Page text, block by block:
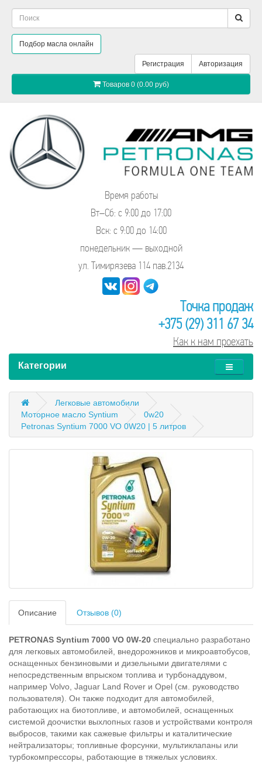
Подбор масла онлайн
Регистрация Авторизация
Товаров 0 (0.00 руб)
Время работы
Вт–Сб: с 9:00 до 17:00
Вск: с 9:00 до 14:00
понедельник — выходной
ул. Тимирязева 114 пав.2134
Точка продаж
+375 (29) 311 67 34
Как к нам проехать
Категории
Легковые автомобили
Моторное масло Syntium
0w20
Petronas Syntium 7000 VO 0W20 | 5 литров
Описание Отзывов (0)
PETRONAS Syntium 7000 VO 0W-20 специально разработано
для легковых автомобилей, внедорожников и микроавтобусов,
оснащенных бензиновыми и дизельными двигателями с
непосредственным впрыском топлива и турбонаддувом,
например Volvo, Jaguar Land Rover и Opel (см. руководство
пользователя). Он также подходит для автомобилей,
работающих на биотопливе, и автомобилей, оснащенных
системой доочистки выхлопных газов и устройствами контроля
выбросов, такими как сажевые фильтры и каталитические
нейтрализаторы; топливные форсунки, мультиклапаны или
турбокомпрессоры, работающие в тяжелых условиях.